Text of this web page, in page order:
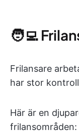
🧑‍💻
Frilansare
har stor
Här är en
frilansområden: